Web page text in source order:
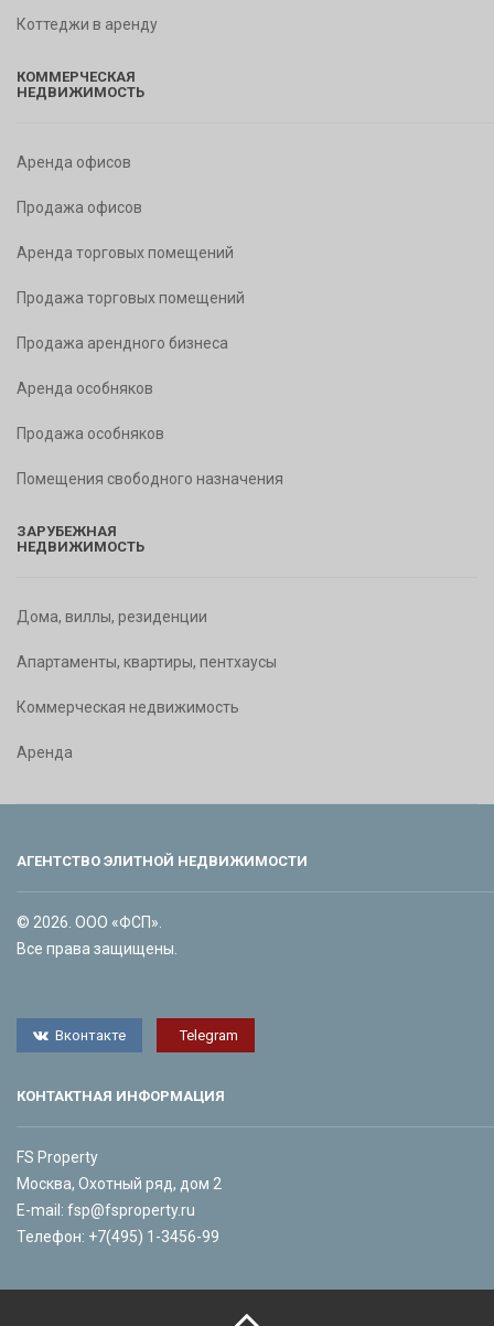
Коттеджи в аренду
КОММЕРЧЕСКАЯ
НЕДВИЖИМОСТЬ
Аренда офисов
Продажа офисов
Аренда торговых помещений
Продажа торговых помещений
Продажа арендного бизнеса
Аренда особняков
Продажа особняков
Помещения свободного назначения
ЗАРУБЕЖНАЯ
НЕДВИЖИМОСТЬ
Дома, виллы, резиденции
Апартаменты, квартиры, пентхаусы
Коммерческая недвижимость
Аренда
АГЕНТСТВО ЭЛИТНОЙ НЕДВИЖИМОСТИ
© 2026. ООО «ФСП».
Все права защищены.
Вконтакте Telegram
КОНТАКТНАЯ ИНФОРМАЦИЯ
FS Property
Москва, Охотный ряд, дом 2
E-mail: fsp@fsproperty.ru
Телефон: +7(495) 1-3456-99